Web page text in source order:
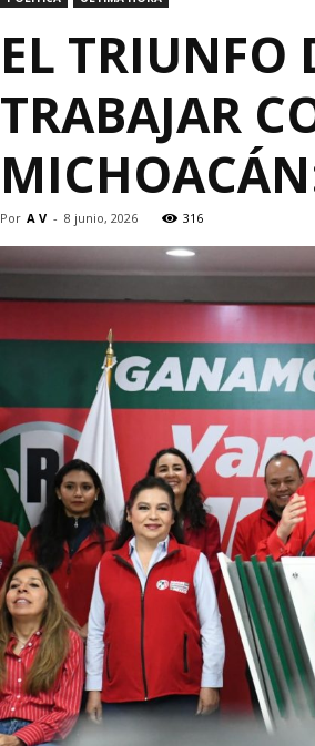
EL TRIUNFO
TRABAJAR
Por A V - 8 junio, 2026 316